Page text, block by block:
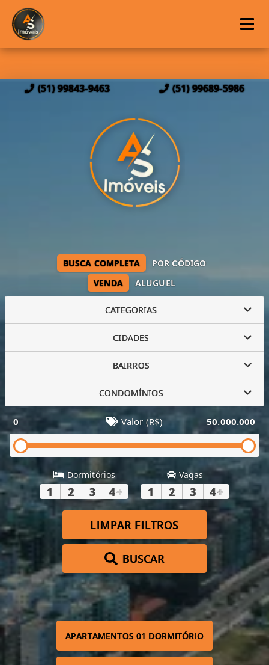
(51) 99843-9463 (51) 99689-5986
VENDA ALUGUEL
BUSCA COMPLETA POR CÓDIGO
CATEGORIAS
CIDADES
BAIRROS
CONDOMÍNIOS
0 Valor (R$) 50.000.000
Dormitórios
1 2 3 4+
Vagas
1 2 3 4+
LIMPAR FILTROS
BUSCAR
APARTAMENTOS 01 DORMITÓRIO